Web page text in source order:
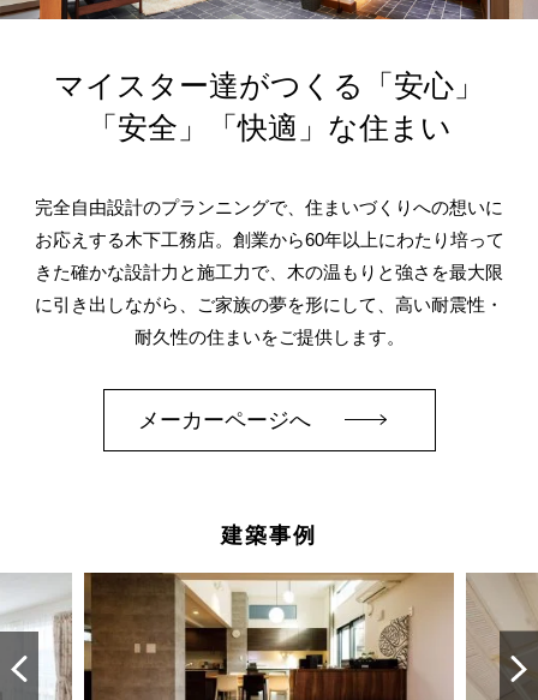
マイスター達がつくる「安心」
「安全」「快適」な住まい
完全自由設計のプランニングで、住まいづくりへの想いに
お応えする木下工務店。創業から60年以上にわたり培って
きた確かな設計力と施工力で、木の温もりと強さを最大限
に引き出しながら、ご家族の夢を形にして、高い耐震性・
耐久性の住まいをご提供します。
メーカーページへ
建築事例